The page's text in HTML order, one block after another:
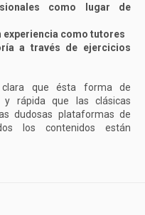
como lugar de
como tutores
a través de ejercicios
que ésta forma de
y rápida que las clásicas
dudosas plataformas de
los contenidos están